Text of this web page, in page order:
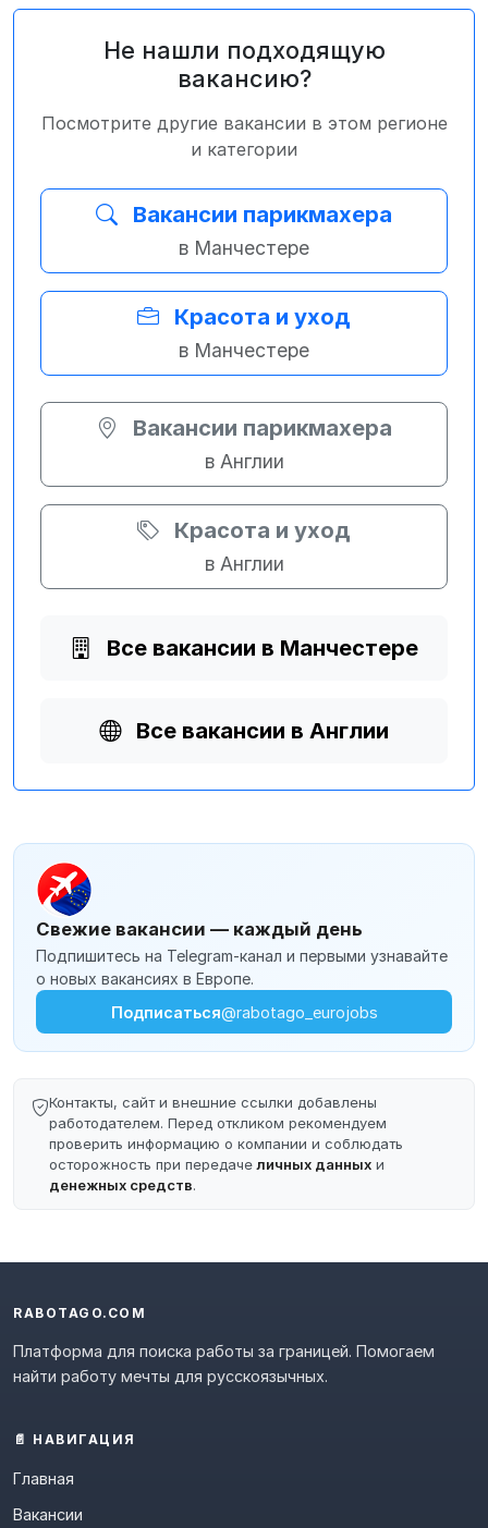
Не нашли подходящую
вакансию?
Посмотрите другие вакансии в этом регионе
и категории
Вакансии парикмахера
в Манчестере
Красота и уход
в Манчестере
Вакансии парикмахера
в Англии
Красота и уход
в Англии
Все вакансии в Манчестере
Все вакансии в Англии
Свежие вакансии — каждый день
Подпишитесь на Telegram-канал и первыми узнавайте
о новых вакансиях в Европе.
Подписаться@rabotago_eurojobs
Контакты, сайт и внешние ссылки добавлены
работодателем. Перед откликом рекомендуем
проверить информацию о компании и соблюдать
осторожность при передачеличных данных и
денежных средств.
RABOTAGO.COM
Платформа для поиска работы за границей. Помогаем
найти работу мечты для русскоязычных.
📄 НАВИГАЦИЯ
Главная
Вакансии